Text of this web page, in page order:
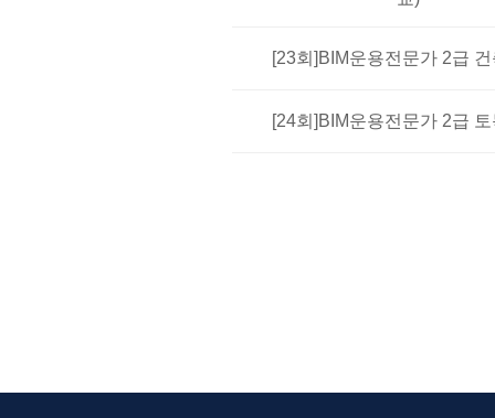
[23회]BIM운용전문가 2급
[24회]BIM운용전문가 2급